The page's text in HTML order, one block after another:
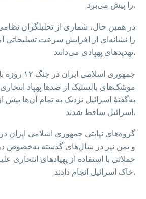
را پیش می‌برد.
در همین حال، شماری از تحلیلگران
را نشانه‌ای از افزایش سرعت تسلیحاتی
تهدیدهای پهپادی می‌دانند.
جمهوری اسلامی
موشک‌های بالستیک از صدها پهپاد
به‌گفتهٔ اسرائیل نزدیک به تمام آن‌ها پیش
اسرائیل ساقط شدند.
گروه‌های نیابتی جمهوری اسلامی ایران
و یمن نیز در سال‌های گذشته به‌خصوص
حملاتی با استفاده از پهپادهای انتحاری
خاک اسرائیل انجام دادند.